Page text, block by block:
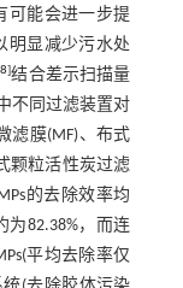
可能会进一步提
明显减少污水处
8]结合差示扫描量
不同过滤装置对
滤膜(MF)、布式
颗粒活性炭过滤
的去除效率均
为82.38%，而连
平均去除率仅